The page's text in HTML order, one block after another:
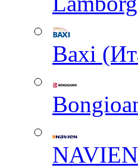
Baxi
NAVIEN